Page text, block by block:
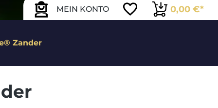
MEIN KONTO 0,00 €*
Zander